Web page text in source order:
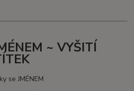
~ VYŠITÍ